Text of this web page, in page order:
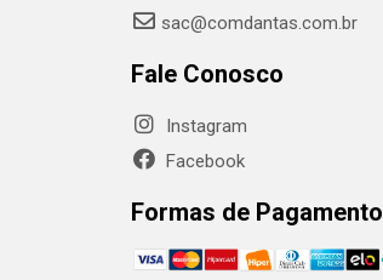
sac@comdantas.com.br
Fale Conosco
Instagram
Facebook
Formas de Pagamento